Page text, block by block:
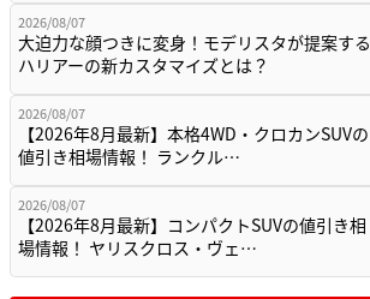
2026/08/07
大迫力な顔つきに変身！モデリスタが提案する
ハリアーの新カスタマイズとは？
2026/08/07
【2026年8月最新】本格4WD・クロカンSUVの
値引き相場情報！ ランクル…
2026/08/07
【2026年8月最新】コンパクトSUVの値引き相
場情報！ ヤリスクロス・ヴェ…